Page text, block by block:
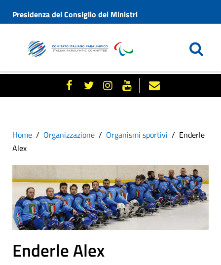
Presidenza del Consiglio dei Ministri
Home Organizzazione Organismi sportivi
Enderle
Alex
Enderle Alex